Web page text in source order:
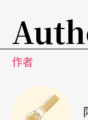
作者